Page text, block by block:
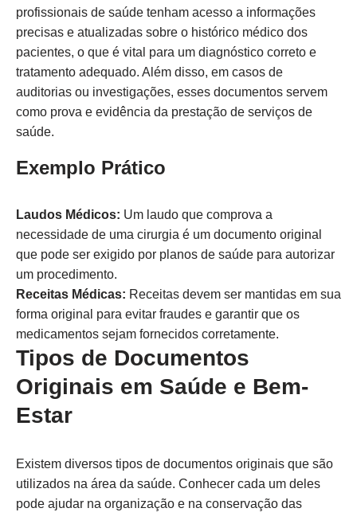
profissionais de saúde tenham acesso a informações
precisas e atualizadas sobre o histórico médico dos
pacientes, o que é vital para um diagnóstico correto e
tratamento adequado. Além disso, em casos de
auditorias ou investigações, esses documentos servem
como prova e evidência da prestação de serviços de
saúde.
Exemplo Prático
Laudos Médicos: Um laudo que comprova a
necessidade de uma cirurgia é um documento original
que pode ser exigido por planos de saúde para autorizar
um procedimento.
Receitas Médicas: Receitas devem ser mantidas em sua
forma original para evitar fraudes e garantir que os
medicamentos sejam fornecidos corretamente.
Tipos de Documentos
Originais em Saúde e Bem-
Estar
Existem diversos tipos de documentos originais que são
utilizados na área da saúde. Conhecer cada um deles
pode ajudar na organização e na conservação das